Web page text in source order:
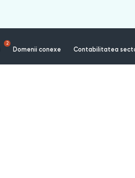
2
Domenii conexe Contabilitatea